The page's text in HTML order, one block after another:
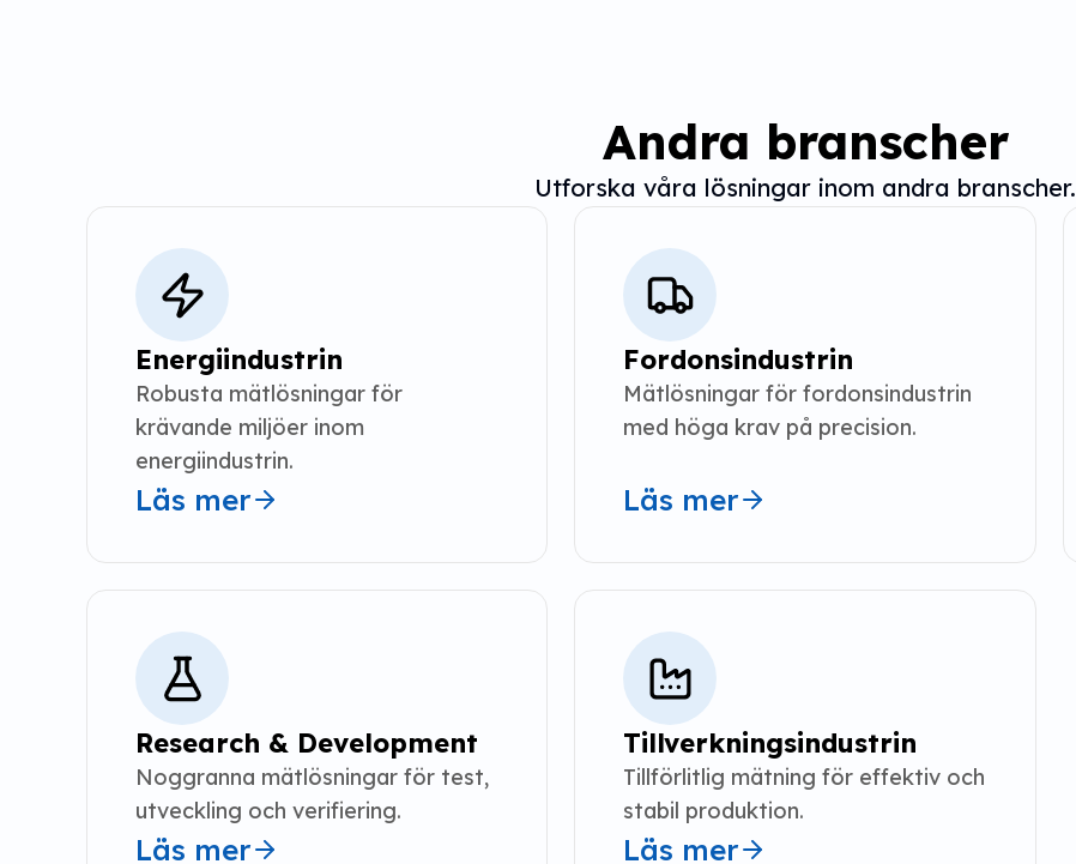
Andra branscher
Utforska våra lösningar inom andra branscher.
Energiindustrin
Robusta mätlösningar för
krävande miljöer inom
energiindustrin.
Läs mer
Fordonsindustrin
Mätlösningar för fordonsindustrin
med höga krav på precision.
Läs mer
Research & Development
Noggranna mätlösningar för test,
utveckling och verifiering.
Läs mer
Tillverkningsindustrin
Tillförlitlig mätning för effektiv och
stabil produktion.
Läs mer